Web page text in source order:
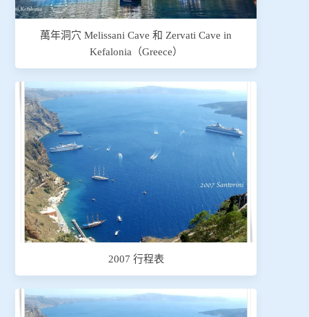
萬年洞穴 Melissani Cave 和 Zervati Cave in
Kefalonia（Greece）
2007 行程表